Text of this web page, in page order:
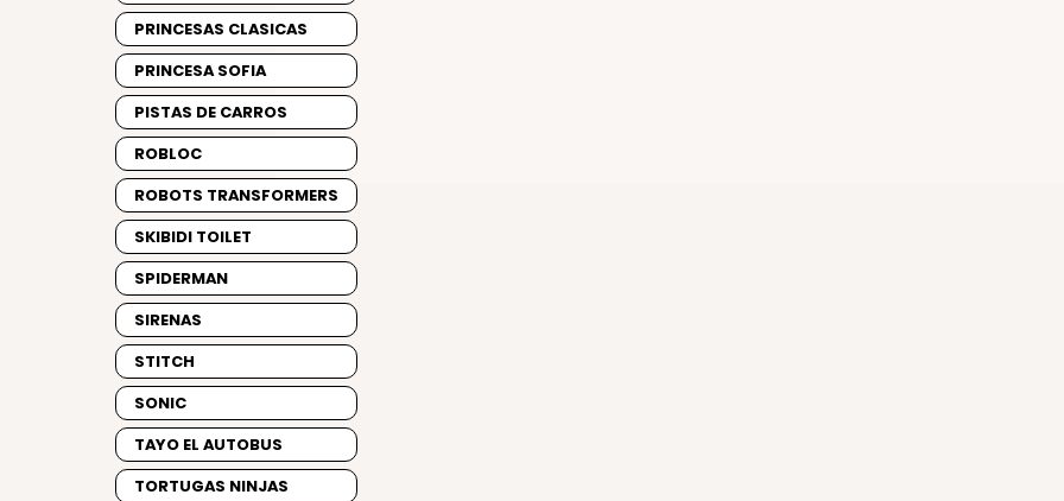
PRINCESAS CLASICAS
PRINCESA SOFIA
PISTAS DE CARROS
ROBLOC
ROBOTS TRANSFORMERS
SKIBIDI TOILET
SPIDERMAN
SIRENAS
STITCH
SONIC
TAYO EL AUTOBUS
TORTUGAS NINJAS